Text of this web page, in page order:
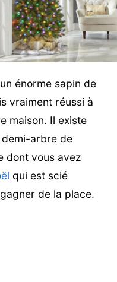
énorme sapin de
vraiment réussi à
maison. Il existe
arbre de
dont vous avez
qui est scié
de la place.